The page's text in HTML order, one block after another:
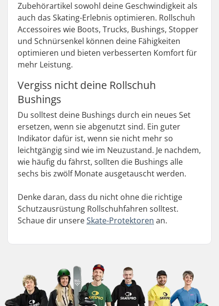
Zubehörartikel sowohl deine Geschwindigkeit als
auch das Skating-Erlebnis optimieren. Rollschuh
Accessoires wie Boots, Trucks, Bushings, Stopper
und Schnürsenkel können deine Fähigkeiten
optimieren und bieten verbesserten Komfort für
mehr Leistung.
Vergiss nicht deine Rollschuh
Bushings
Du solltest deine Bushings durch ein neues Set
ersetzen, wenn sie abgenutzt sind. Ein guter
Indikator dafür ist, wenn sie nicht mehr so
leichtgängig sind wie im Neuzustand. Je nachdem,
wie häufig du fährst, sollten die Bushings alle
sechs bis zwölf Monate ausgetauscht werden.
Denke daran, dass du nicht ohne die richtige
Schutzausrüstung Rollschuhfahren solltest.
Schaue dir unsereSkate-Protektoren an.